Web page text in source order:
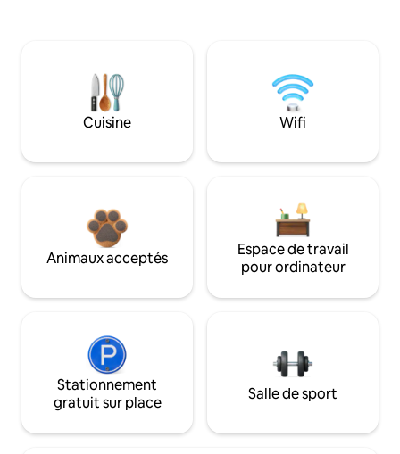
Cuisine Wifi
Animaux acceptés
Espace de travail
pour ordinateur
Stationnement
gratuit sur place
Salle de sport